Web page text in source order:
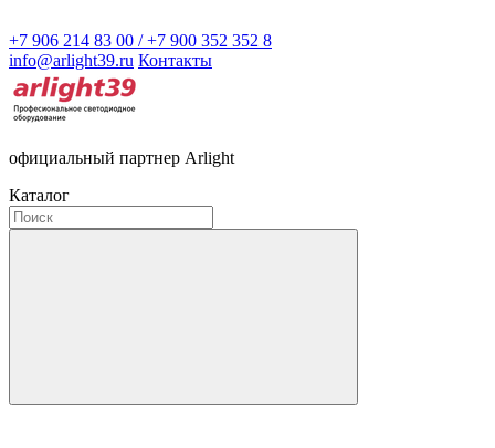
+7 906 214 83 00 / +7 900 352 352 8
info@arlight39.ru Контакты
официальный партнер Arlight
Каталог